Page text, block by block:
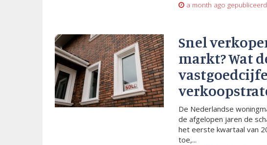
a month ago gepubliceerd
Snel
markt? Wat
De Nederlandse
de afgelopen jaren de
het eerste kwartaal van
toe,...